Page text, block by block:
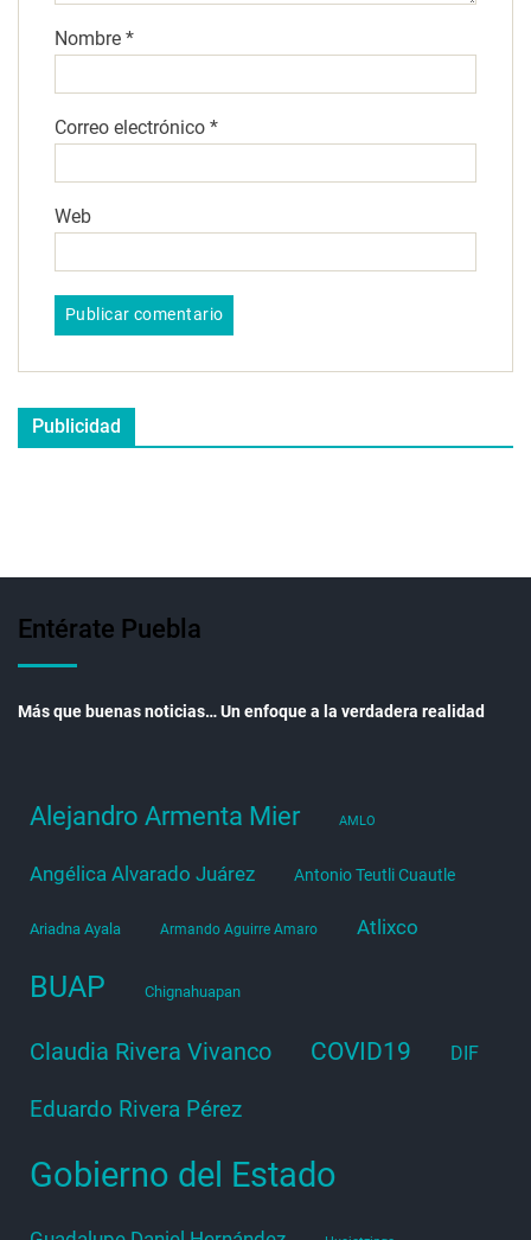
Nombre *
Correo electrónico *
Web
Publicidad
Entérate Puebla
Más que buenas noticias… Un enfoque a la verdadera realidad
Alejandro Armenta Mier AMLO
Angélica Alvarado Juárez Antonio Teutli Cuautle
Ariadna Ayala Armando Aguirre Amaro Atlixco
BUAP Chignahuapan
Claudia Rivera Vivanco COVID19 DIF
Eduardo Rivera Pérez
Gobierno del Estado